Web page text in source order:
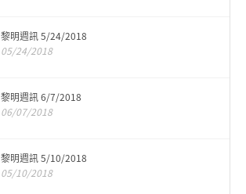
黎明週訊 5/24/2018
05/24/2018
黎明週訊 6/7/2018
06/07/2018
黎明週訊 5/10/2018
05/10/2018